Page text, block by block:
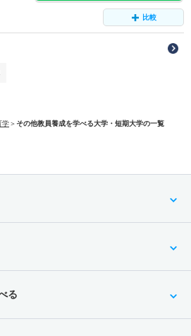
比較
学＞その他教員養成を学べる大学・短期大学の一覧
る